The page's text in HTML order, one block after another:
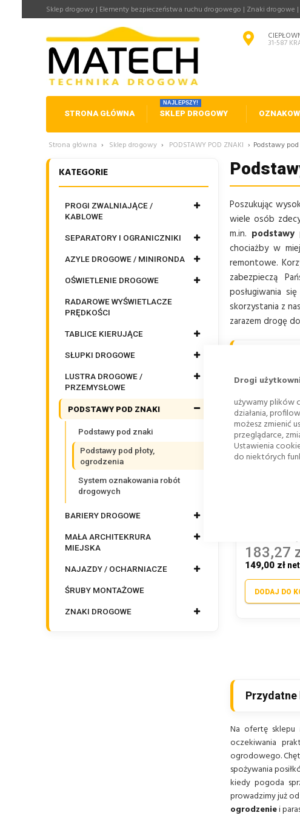
Drogi
używamy plików
działania,
możesz zmienić
przeglądarce,
Ustawienia
do niektórych
Sklep drogowy | Elementy bezpieczeństwa ruchu drogowego | Znaki drogowe
31-587
STRONA GŁÓWNA SKLEP DROGOWY
NAJLEPSZY!
Strona główna › Sklep drogowy › PODSTAWY POD ZNAKI › Podstawy
Poszukując
wiele osób
m.in. podstawy
chociażby w
remontowe.
zabezpieczą
posługiwania
skorzystania z
zarazem drogę
183,27
149,00 zł
DODAJ DO
Przydatne
Na ofertę sklepu
oczekiwania
ogrodowego.
spożywania
kiedy pogoda
prowadzimy już
ogrodzeniei
KATEGORIE
PROGI ZWALNIAJĄCE /
KABLOWE
SEPARATORY I OGRANICZNIKI
AZYLE DROGOWE / MINIRONDA
OŚWIETLENIE DROGOWE
RADAROWE WYŚWIETLACZE
PRĘDKOŚCI
TABLICE KIERUJĄCE
SŁUPKI DROGOWE
LUSTRA DROGOWE /
PRZEMYSŁOWE
PODSTAWY POD ZNAKI
Podstawy pod znaki
Podstawy pod płoty,
ogrodzenia
System oznakowania robót
drogowych
BARIERY DROGOWE
MAŁA ARCHITEKRURA
MIEJSKA
NAJAZDY / OCHARNIACZE
ŚRUBY MONTAŻOWE
ZNAKI DROGOWE